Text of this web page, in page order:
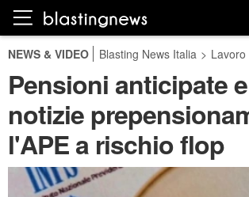
NEWS & VIDEO Blasting News Italia > Lavoro
Pensioni anticipate
notizie
l'APE a rischio flop